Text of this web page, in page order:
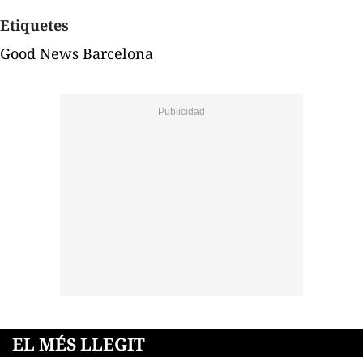
Etiquetes
Good News Barcelona
EL MÉS LLEGIT